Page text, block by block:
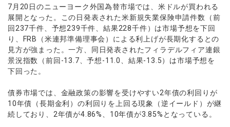
株価指数CFD
エネルギーCFD
貴金属CFD
ソフトコモディティCFD
NEW
バトルCFD
レバレッジ
約定率
取引時間
取引計算シミュレーター
注文執行ポリシー
休眠口座と凍結口座
デモ口座
ウォレット口座
NEW
cTrader
AXIORYアプリ
AXIORYポータル
カスタムインジケーター
日本時間表示インジケータ
ストライク インジケータ
MQLシグナル
NEW
通貨インデックス
イントロデュース・パートナープログラム（IP）
特別・VIPプログラム
NEW
ニュースリリース
お知らせ
マーケットニュース
コーポレートニュース
キャンペーン
会社概要
企業情報
会社概要
役員紹介
お問合せ
よくあるご質問
日本語
English
Русский
Español
デモ口座を開設する
法人のお客様はこちら
7月20日のニューヨーク外国為替市場では、米ドルが買われる
展開となった。この日発表された米新規失業保険申請件数（前
回237千件、予想239千件、結果228千件）は市場予想を下回
り、FRB（米連邦準備理事会）による利上げが長期化するとの
見方が強まった。一方、同日発表されたフィラデルフィア連銀
景況指数（前回-13.7、予想-11.0、結果-13.5）は市場予想を
下回った。
債券市場では、金融政策の影響を受けやすい2年債の利回りが
10年債（長期金利）の利回りを上回る現象（逆イールド）が継
続しており、2年債が4.86%、10年債が3.85%となっている。